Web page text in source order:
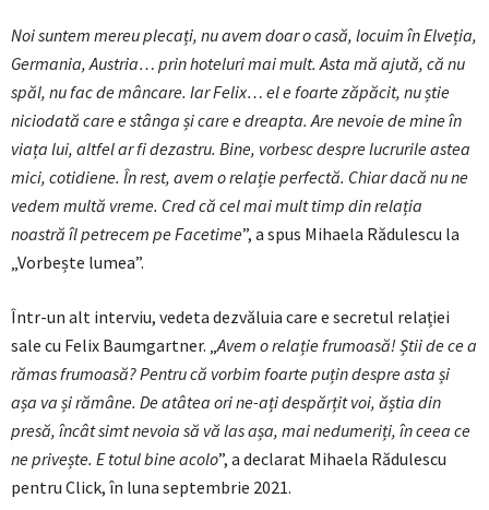
Noi suntem mereu plecați, nu avem doar o casă, locuim în Elveția,
Germania, Austria… prin hoteluri mai mult. Asta mă ajută, că nu
spăl, nu fac de mâncare. Iar Felix… el e foarte zăpăcit, nu știe
niciodată care e stânga și care e dreapta. Are nevoie de mine în
viața lui, altfel ar fi dezastru. Bine, vorbesc despre lucrurile astea
mici, cotidiene. În rest, avem o relație perfectă. Chiar dacă nu ne
vedem multă vreme. Cred că cel mai mult timp din relația
noastră îl petrecem pe Facetime”, a spus Mihaela Rădulescu la
„Vorbește lumea”.
Într-un alt interviu, vedeta dezvăluia care e secretul relației
sale cu Felix Baumgartner. „ Avem o relație frumoasă! Știi de ce a
rămas frumoasă? Pentru că vorbim foarte puțin despre asta și
așa va și rămâne. De atâtea ori ne-ați despărțit voi, ăștia din
presă, încât simt nevoia să vă las așa, mai nedumeriți, în ceea ce
ne privește. E totul bine acolo”, a declarat Mihaela Rădulescu
pentru Click, în luna septembrie 2021.